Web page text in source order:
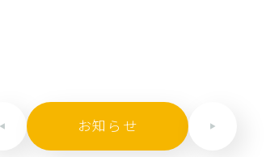
お知らせ